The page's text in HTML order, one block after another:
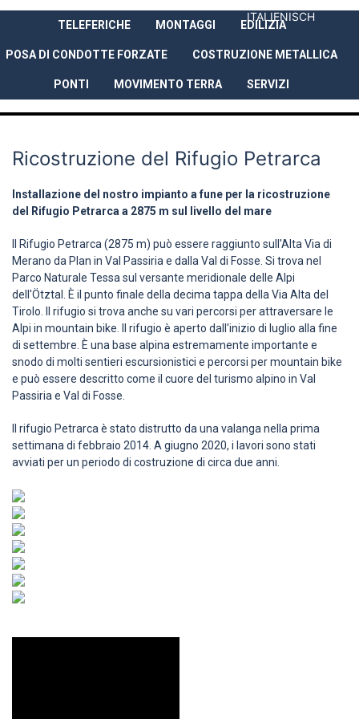
ITALIENISCH
AZIENDA
PRESTAZIONI
TELEFERICHE MONTAGGI EDILIZIA
POSA DI CONDOTTE FORZATE COSTRUZIONE METALLICA
PONTI MOVIMENTO TERRA SERVIZI
Ricostruzione del Rifugio Petrarca
Installazione del nostro impianto a fune per la ricostruzione
del Rifugio Petrarca a 2875 m sul livello del mare
Il Rifugio Petrarca (2875 m) può essere raggiunto sull'Alta Via di
Merano da Plan in Val Passiria e dalla Val di Fosse. Si trova nel
Parco Naturale Tessa sul versante meridionale delle Alpi
dell'Ötztal. È il punto finale della decima tappa della Via Alta del
Tirolo. Il rifugio si trova anche su vari percorsi per attraversare le
Alpi in mountain bike. Il rifugio è aperto dall'inizio di luglio alla fine
di settembre. È una base alpina estremamente importante e
snodo di molti sentieri escursionistici e percorsi per mountain bike
e può essere descritto come il cuore del turismo alpino in Val
Passiria e Val di Fosse.
Il rifugio Petrarca è stato distrutto da una valanga nella prima
settimana di febbraio 2014. A giugno 2020, i lavori sono stati
avviati per un periodo di costruzione di circa due anni.